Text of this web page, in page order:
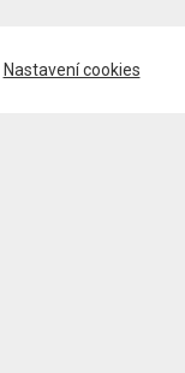
Nastavení cookies